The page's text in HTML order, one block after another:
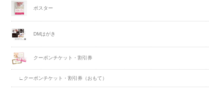
ポスター
DMはがき
クーポンチケット・割引券
∟クーポンチケット・割引券（おもて）